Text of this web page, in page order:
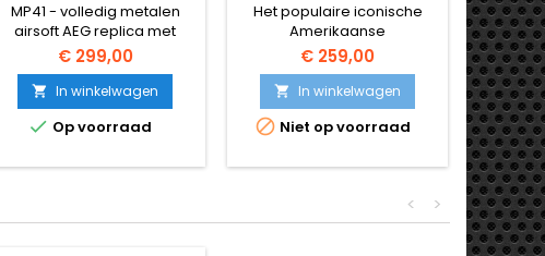
MP41 - volledig metalen
airsoft AEG replica met
echte houten kolf, stalen
receiver, versterkte V7
gearbox en verstelbaar
hop-up systeem. Perfect
voor WOII loadouts en
€ 299,00
 In winkelwagen
 Op voorraad
Het populaire iconische
Amerikaanse
machinepistool met een
groot magazijn.
€ 259,00
 In winkelwagen
 Niet op voorraad
De
van
lang,
380


>
<